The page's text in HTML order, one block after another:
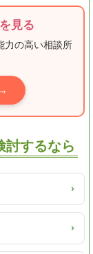
見る
力の高い相談所
討するなら
›
›